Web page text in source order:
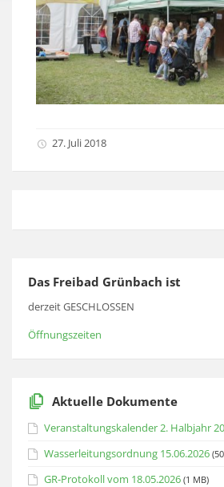
27. Juli 2018
Das Freibad Grünbach ist
derzeit GESCHLOSSEN
Öffnungszeiten
Aktuelle Dokumente
Veranstaltungskalender 2. Halbjahr
Wasserleitungsordnung 15.06.2026
GR-Protokoll vom 18.05.2026 (1 MB)